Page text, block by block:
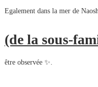
Egalement dans la mer de
(de la sous-
être observée ✨.